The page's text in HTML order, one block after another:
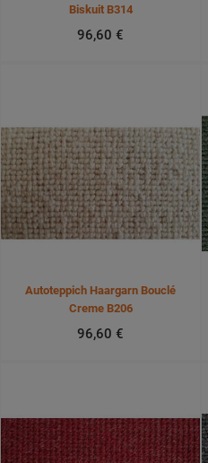
Biskuit B314
96,60 €
Autoteppich Haargarn Bouclé
Creme B206
96,60 €